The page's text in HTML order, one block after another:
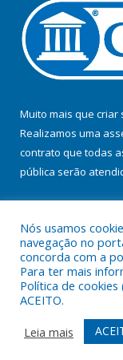
Muito mais que criar
Realizamos uma
contrato que todas
pública serão
Todos os direitos
Mapa do Site
Acessar Webmail
Nós usamos
navegação no
concorda com a
Para ter mais
Política de cookies
ACEITO.
Leia mais